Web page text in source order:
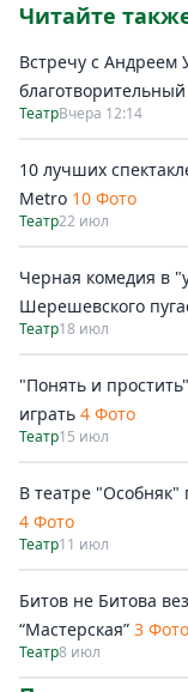
Читайте
Встречу с Андреем
ТеатрВчера 12:14
10 лучших
Metro 10 Фото
Театр22 июл
Черная комедия в
Шерешевского
Театр18 июл
"Понять и
играть 4 Фото
Театр15 июл
В театре
4 Фото
Театр11 июл
Битов не Битова
“Мастерская” 3 Фото
Театр8 июл